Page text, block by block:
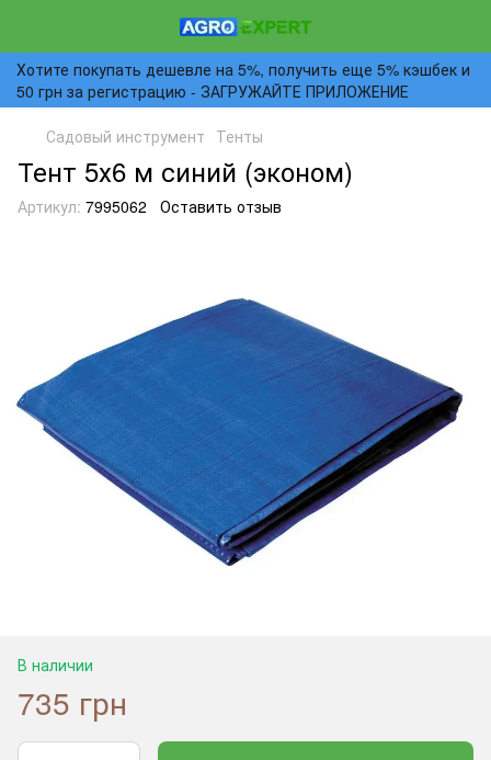
Хотите покупать дешевле на 5%, получить еще 5% кэшбек и
50 грн за регистрацию - ЗАГРУЖАЙТЕ ПРИЛОЖЕНИЕ
Садовый инструмент Тенты
Тент 5х6 м синий (эконом)
Артикул: 7995062 Оставить отзыв
В наличии
735 грн